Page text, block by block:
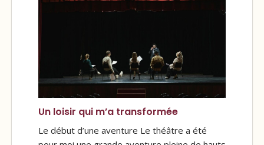
Un loisir qui m’a transformée
Le début d’une aventure Le théâtre a été